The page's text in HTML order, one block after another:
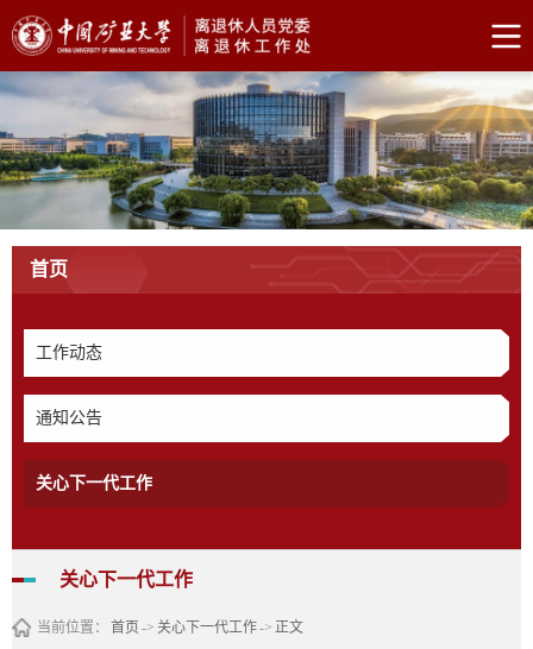
首页
工作动态
通知公告
关心下一代工作
关心下一代工作
当前位置： 首页 -> 关心下一代工作-> 正文